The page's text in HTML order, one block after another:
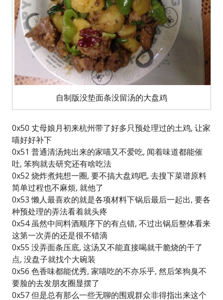
自制版没垫面条没留汤的大盘鸡
0x50 丈母娘月初来杭州带了好多只预处理过的土鸡, 让家
喵好好补下
0x51 普通清汤炖出来的家喵又不爱吃, 闻着味道都能催
吐, 笨狗就去研究还有啥吃法
0x52 烧炸煮炖想一圈, 要不搞大盘鸡吧, 去搜下菜谱原料
简单过程也不麻烦, 就他了
0x53 懒人最喜欢的就是各项材料下锅后最后一起出, 要各
种预处理的弄法看着就头疼
0x54 虽然中间料酒顺序下的有点错, 不过出锅后整体看来
这第一次弄的还是很不错滴
0x55 没弄面条压底, 这汤又不能直接喝就干脆烧的干了
点, 没盘子就找个大碗装
0x56 色香味都能优秀, 家喵吃的不亦乐乎, 然后笨狗臭不
要脸的去发朋友圈显摆了
0x57 但是总有那么一些无聊的围观群众非得指出来这个